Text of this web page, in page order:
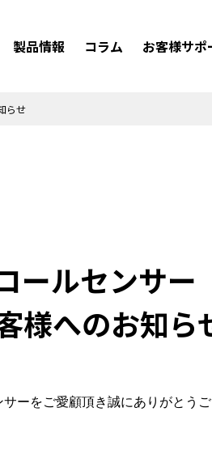
製品情報
カーライフを
おうち時間を
コラム お客様サポ
らせ
ールセンサー
様へのお知
ーをご愛顧頂き誠にありがとうご